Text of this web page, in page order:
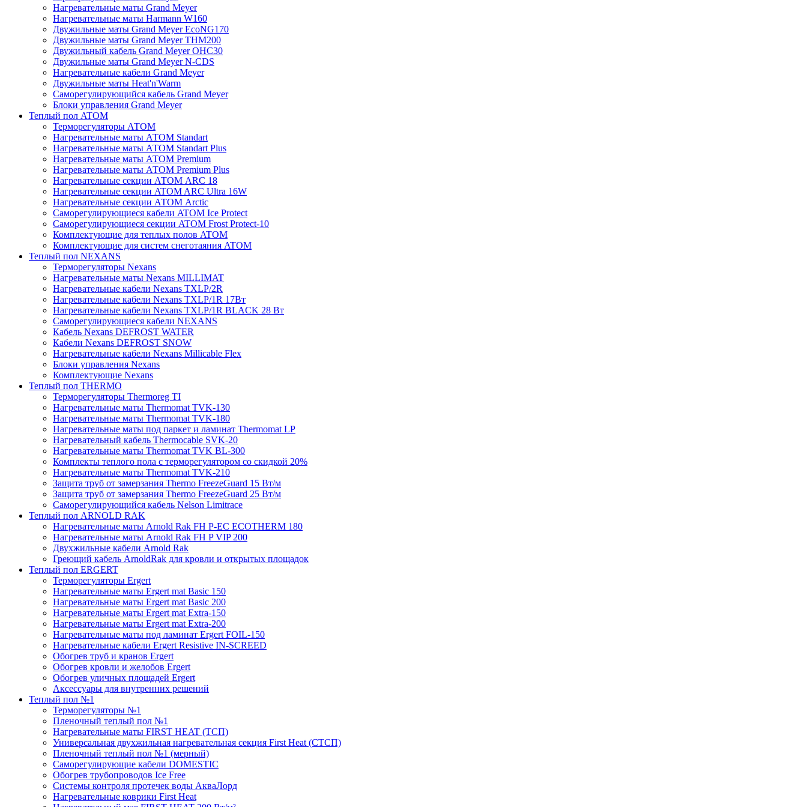
Нагревательные маты Grand Meyer
Нагревательные маты Harmann W160
Двужильные маты Grand Meyer EcoNG170
Двужильные маты Grand Meyer THM200
Двужильный кабель Grand Meyer OHC30
Двужильные маты Grand Meyer N-CDS
Нагревательные кабели Grand Meyer
Двужильные маты Heat'n'Warm
Саморегулирующийся кабель Grand Meyer
Блоки управления Grand Meyer
Теплый пол ATOM
Терморегуляторы АТОМ
Нагревательные маты АТОМ Standart
Нагревательные маты АТОМ Standart Plus
Нагревательные маты АТОМ Premium
Нагревательные маты АТОМ Premium Plus
Нагревательные секции АТОМ ARC 18
Нагревательные секции ATOM ARC Ultra 16W
Нагревательные секции АТОМ Arctic
Саморегулирующиеся кабели ATOM Ice Protect
Саморегулирующиеся секции ATOM Frost Protect-10
Комплектующие для теплых полов ATOM
Комплектующие для систем снеготаяния ATOM
Теплый пол NEXANS
Терморегуляторы Nexans
Нагревательные маты Nexans MILLIMAT
Нагревательные кабели Nexans TXLP/2R
Нагревательные кабели Nexans TXLP/1R 17Вт
Нагревательные кабели Nexans TXLP/1R BLACK 28 Вт
Саморегулирующиеся кабели NEXANS
Кабель Nexans DEFROST WATER
Кабели Nexans DEFROST SNOW
Нагревательные кабели Nexans Millicable Flex
Блоки управления Nexans
Комплектующие Nexans
Теплый пол THERMO
Терморегуляторы Thermoreg TI
Нагревательные маты Thermomat TVK-130
Нагревательные маты Thermomat TVK-180
Нагревательные маты под паркет и ламинат Thermomat LP
Нагревательный кабель Thermocable SVK-20
Нагревательные маты Thermomat TVK BL-300
Комплекты теплого пола с терморегулятором со скидкой 20%
Нагревательные маты Thermomat TVK-210
Защита труб от замерзания Thermo FreezeGuard 15 Вт/м
Защита труб от замерзания Thermo FreezeGuard 25 Вт/м
Саморегулирующийся кабель Nelson Limitrace
Теплый пол ARNOLD RAK
Нагревательные маты Arnold Rak FH P-EC ECOTHERM 180
Нагревательные маты Arnold Rak FH P VIP 200
Двухжильные кабели Arnold Rak
Греющий кабель ArnoldRak для кровли и открытых площадок
Теплый пол ERGERT
Терморегуляторы Ergert
Нагревательные маты Ergert mat Basic 150
Нагревательные маты Ergert mat Basic 200
Нагревательные маты Ergert mat Extra-150
Нагревательные маты Ergert mat Extra-200
Нагревательные маты под ламинат Ergert FOIL-150
Нагревательные кабели Ergert Resistive IN-SCREED
Обогрев труб и кранов Ergert
Обогрев кровли и желобов Ergert
Обогрев уличных площадей Ergert
Аксессуары для внутренних решений
Теплый пол №1
Терморегуляторы №1
Пленочный теплый пол №1
Нагревательные маты FIRST HEAT (ТСП)
Универсальная двухжильная нагревательная секция First Heat (СТСП)
Пленочный теплый пол №1 (мерный)
Саморегулирующие кабели DOMESTIC
Обогрев трубопроводов Ice Free
Системы контроля протечек воды АкваЛорд
Нагревательные коврики First Heat